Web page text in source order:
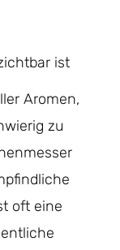
ist
Aromen,
zu
oft eine